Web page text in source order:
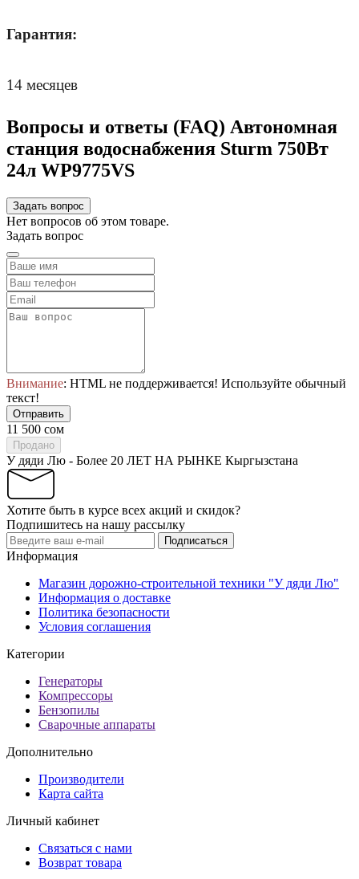
Гарантия:
14 месяцев
Вопросы и ответы (FAQ) Автономная
станция водоснабжения Sturm 750Вт
24л WP9775VS
Задать вопрос
Нет вопросов об этом товаре.
Задать вопрос
Внимание: HTML не поддерживается! Используйте обычный
текст!
Отправить
11 500 сом
Продано
У дяди Лю - Более 20 ЛЕТ НА РЫНКЕ Кыргызстана
Хотите быть в курсе всех акций и скидок?
Подпишитесь на нашу рассылку
Подписаться
Информация
Магазин дорожно-строительной техники "У дяди Лю"
Информация о доставке
Политика безопасности
Условия соглашения
Категории
Генераторы
Компрессоры
Бензопилы
Сварочные аппараты
Дополнительно
Производители
Карта сайта
Личный кабинет
Связаться с нами
Возврат товара